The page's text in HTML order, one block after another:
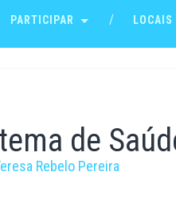
PARTICIPAR LOCAIS
de
Rebelo Pereira